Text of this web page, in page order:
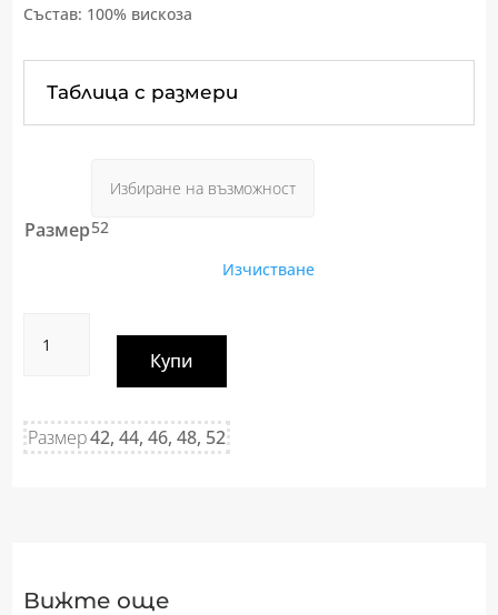
Състав: 100% вискоза
Таблица с размери
Размер52
Изчистване
черна
Купи
Размер42, 44, 46, 48, 52
Вижте още